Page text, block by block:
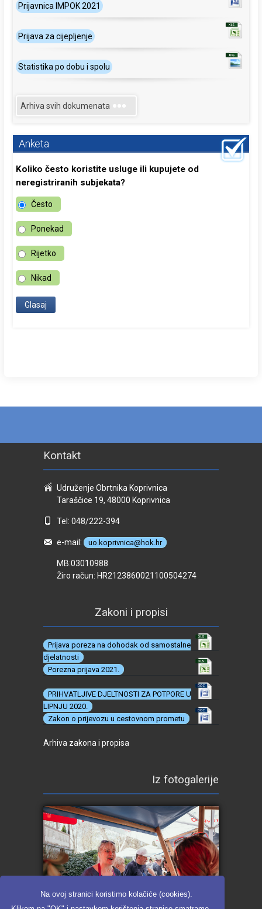
Na ovoj stranici koristimo kolačiće (cookies).
Prijavnica IMPOK 2021
Prijava za cijepljenje
Statistika po dobu i spolu
Arhiva svih dokumenata
Anketa
Koliko često koristite usluge ili kupujete od
neregistriranih subjekata?
Često
Ponekad
Rijetko
Nikad
Kontakt
Udruženje Obrtnika Koprivnica
Taraščice 19, 48000 Koprivnica
Tel: 048/222-394
e-mail: uo.koprivnica@hok.hr
MB:03010988
Žiro račun: HR2123860021100504274
Zakoni i propisi
Prijava poreza na dohodak od samostalne
djelatnosti
Porezna prijava 2021.
PRIHVATLJIVE DJELTNOSTI ZA POTPORE U
LIPNJU 2020.
Zakon o prijevozu u cestovnom prometu
Arhiva zakona i propisa
Iz fotogalerije